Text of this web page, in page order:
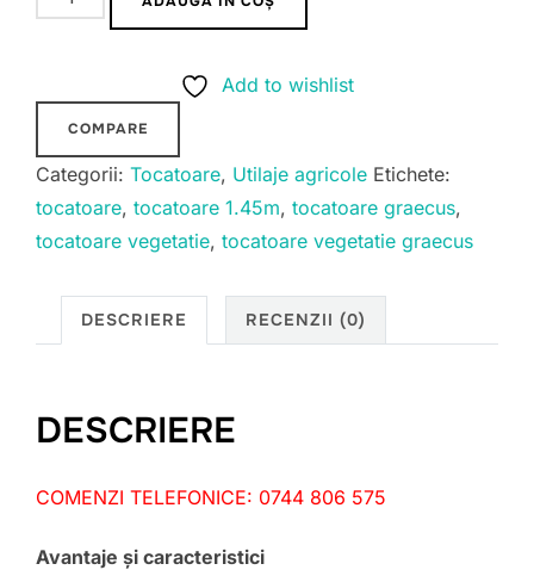
Tocatoare
1.45m
Add to wishlist
COMPARE
Categorii: Tocatoare, Utilaje agricole Etichete:
tocatoare, tocatoare 1.45m, tocatoare graecus,
tocatoare vegetatie, tocatoare vegetatie graecus
DESCRIERE RECENZII (0)
DESCRIERE
COMENZI TELEFONICE: 0744 806 575
Avantaje și caracteristici